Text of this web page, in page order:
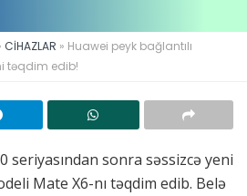
CİHAZLAR » Huawei peyk bağlantılı
təqdim edib!
seriyasından sonra səssizcə yeni
Mate X6-nı təqdim edib. Belə